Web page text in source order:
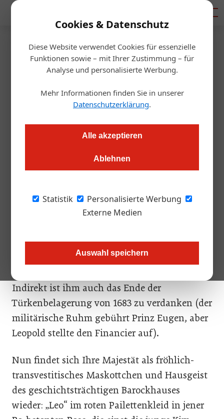
Cookies & Datenschutz
Diese Website verwendet Cookies für essenzielle
Funktionen sowie – mit Ihrer Zustimmung – für
Analyse und personalisierte Werbung.
Mehr Informationen finden Sie in unserer
Datenschutzerklärung.
Alle akzeptieren
Ablehnen
Statistik
Personalisierte Werbung
Externe Medien
Auswahl speichern
Startseite/Gastro & Hotel
Neueröffnung: Wir haben das
Leo Grand vorab ausgecheckt
Der Projektentwickler Lenikus hat mit dem Leo Grand in der
Wiener Innenstadt ein bemerkenswertes Haus eröffnet.
Es braucht Mut für eine solche
Positionierung. Immerhin brachte Kaiser
eröffnenden „The Leo Grand“ am Wiener
Bauernmarkt, die Expansion des später
Indirekt ist ihm auch das Ende der
Türkenbelagerung von 1683 zu verdanken (der
militärische Ruhm gebührt Prinz Eugen, aber
Leopold stellte den Financier auf).
Nun findet sich Ihre Majestät als fröhlich-
transvestitisches Maskottchen und Hausgeist
des geschichtsträchtigen Barockhauses
wieder: „Leo“ im roten Pailettenkleid in jener